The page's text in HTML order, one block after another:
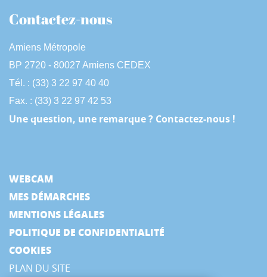
Contactez-nous
Amiens Métropole
BP 2720 - 80027 Amiens CEDEX
Tél. : (33) 3 22 97 40 40
Fax. : (33) 3 22 97 42 53
Une question, une remarque ? Contactez-nous !
WEBCAM
MES DÉMARCHES
MENTIONS LÉGALES
POLITIQUE DE CONFIDENTIALITÉ
COOKIES
PLAN DU SITE